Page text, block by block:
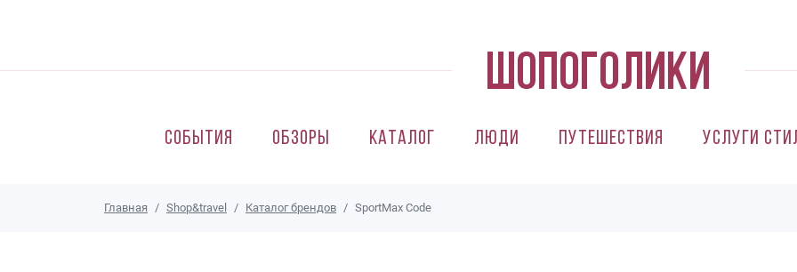
События Обзоры Каталог Люди Путешествия Услуги
Главная Shop&travel Каталог брендов SportMax Code